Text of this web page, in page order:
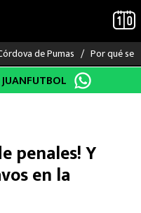
de Pumas Por qué se
penales! Y
en la